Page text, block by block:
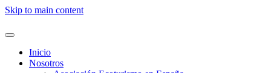
Skip to main content
Inicio
Nosotros